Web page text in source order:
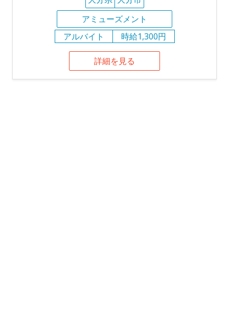
アミューズメント
アルバイト
時給1,300円
詳細を見る